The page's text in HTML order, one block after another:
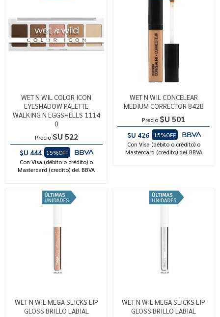
WET N WIL COLOR ICON
EYESHADOW PALETTE
WALKING N EGGSHELLS 1114
0
Precio $U 522
$U 444
15%OFF
Con Visa (débito o crédito) o
Mastercard (credito) del BBVA
WET N WIL CONCELEAR
MEDIUM CORRECTOR 842B
Precio $U 501
$U 426
15%OFF
Con Visa (débito o crédito) o
Mastercard (credito) del BBVA
WET N WIL MEGA SLICKS LIP
GLOSS BRILLO LABIAL
WET N WIL MEGA SLICKS LIP
GLOSS BRILLO LABIAL